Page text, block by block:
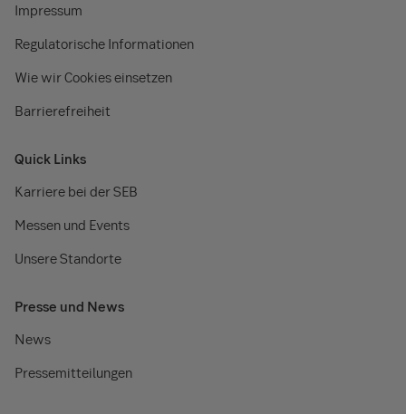
Impressum
Regulatorische Informationen
Wie wir Cookies einsetzen
Barrierefreiheit
Quick Links
Karriere bei der SEB
Messen und Events
Unsere Standorte
Presse und News
News
Pressemitteilungen